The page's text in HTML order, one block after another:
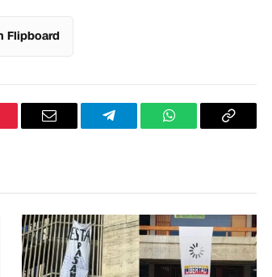
Flipboard
Correo
TelegramWhatsAppCopiar